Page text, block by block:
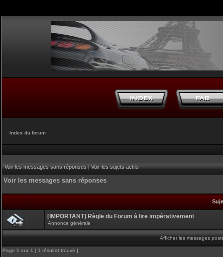
Index du forum
Voir les messages sans réponses|Voir les sujets actifs
Voir les messages sans réponses
[IMPORTANT] Règle du Forum à lire impérativement
Annonce générale
Afficher les messages
Page 1 sur 1 [ 1 résultat trouvé ]